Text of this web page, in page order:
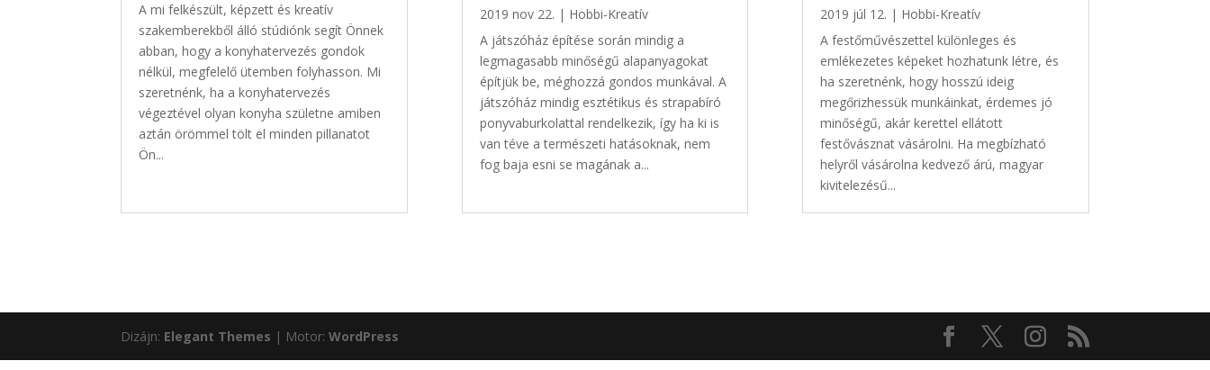
A mi felkészült, képzett és kreatív
szakemberekből álló stúdiónk segít Önnek
abban, hogy a konyhatervezés gondok
nélkül, megfelelő ütemben folyhasson. Mi
szeretnénk, ha a konyhatervezés
végeztével olyan konyha születne amiben
aztán örömmel tölt el minden pillanatot
Ön...
2019 nov 22. | Hobbi-Kreatív
A játszóház építése során mindig a
legmagasabb minőségű alapanyagokat
építjük be, méghozzá gondos munkával. A
játszóház mindig esztétikus és strapabíró
ponyvaburkolattal rendelkezik, így ha ki is
van téve a természeti hatásoknak, nem
fog baja esni se magának a...
2019 júl 12. | Hobbi-Kreatív
A festőművészettel különleges és
emlékezetes képeket hozhatunk létre, és
ha szeretnénk, hogy hosszú ideig
megőrizhessük munkáinkat, érdemes jó
minőségű, akár kerettel ellátott
festővásznat vásárolni. Ha megbízható
helyről vásárolna kedvező árú, magyar
kivitelezésű...
Dizájn: Elegant Themes | Motor:WordPress